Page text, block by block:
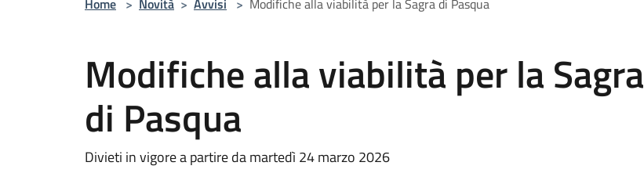
Home > Novità > Avvisi > Modifiche alla viabilità per la Sagra di Pasqua
Modifiche alla viabilità per la Sagra
di Pasqua
Divieti in vigore a partire da martedì 24 marzo 2026